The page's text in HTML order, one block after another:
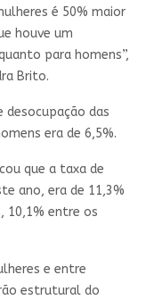
é 50% maior
houve um
para homens”,
Brito.
das
era de 6,5%.
que a taxa de
ano, era de 11,3%
10,1% entre os
e entre
estrutural do